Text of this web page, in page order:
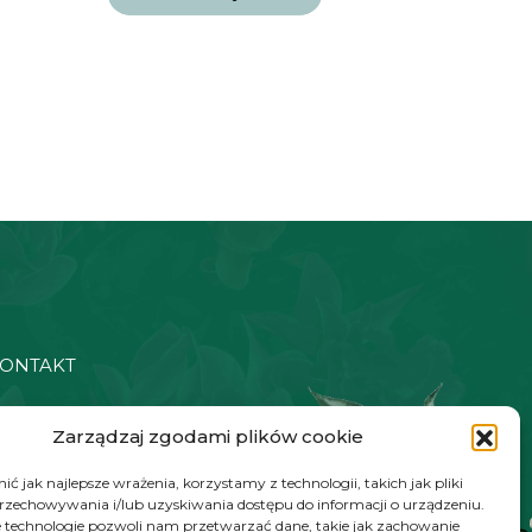
Zarządzaj zgodami plików cookie
jak najlepsze wrażenia, korzystamy z technologii, takich jak pliki
i/lub uzyskiwania dostępu do informacji o urządzeniu.
technologie pozwoli nam przetwarzać dane, takie jak zachowanie
13.90 zł.
7.90 zł.